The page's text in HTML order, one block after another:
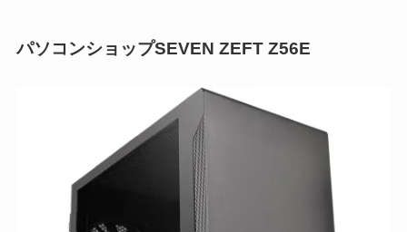
パソコンショップSEVEN ZEFT Z56E